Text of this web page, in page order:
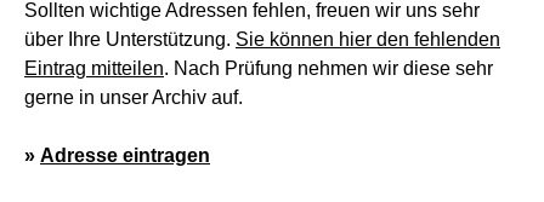
Sollten wichtige Adressen fehlen, freuen wir uns sehr
über Ihre Unterstützung. Sie können hier den fehlenden
Eintrag mitteilen. Nach Prüfung nehmen wir diese sehr
gerne in unser Archiv auf.
» Adresse eintragen